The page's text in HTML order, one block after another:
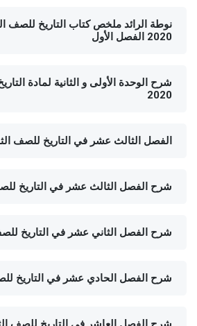
2020 الفصل الأول
شرح الوحدة الأولى و الثانية لمادة
2020
الفصل الثالث عشر في التاريخ للصف
شرح الفصل الثالث عشر في التاريخ
شرح الفصل الثاني عشر في التاريخ
شرح الفصل الحادي عشر في التاريخ